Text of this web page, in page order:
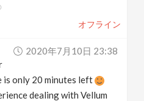
オフライン
2020年7月10日 23:38
is only 20 minutes left
dealing with Vellum